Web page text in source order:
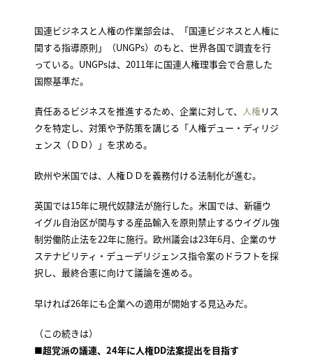
国連ビジネスと人権の作業部会は、「国連ビジネスと人権に
関する指導原則」（UNGPs）のもと、世界各国で調査を行
っている。UNGPsは、2011年に国連人権理事会で合意した
国際基準だ。
責任あるビジネスを推進するため、企業に対して、 人権リス
クを特定し、対策や予防策を講じる「人権デュー・ディリジ
ェンス（ＤＤ）」を求める。
欧州や米国では、人権ＤＤを義務付ける法制化が進む。
英国では15年に現代奴隷法が施行した。米国では、新疆ウ
イグル自治区が関与する産品輸入を原則禁止するウイグル強
制労働防止法を22年に施行。欧州議会は23年6月、企業のサ
ステナビリティ・デューデリジェンス指令案のドラフトを採
択し、最終合憲に向けて議論を進める。
早ければ26年にも企業への適用が開始する見込みだ。
（この続きは）
■超党派の議連、24年に人権DD法案提出を目指す